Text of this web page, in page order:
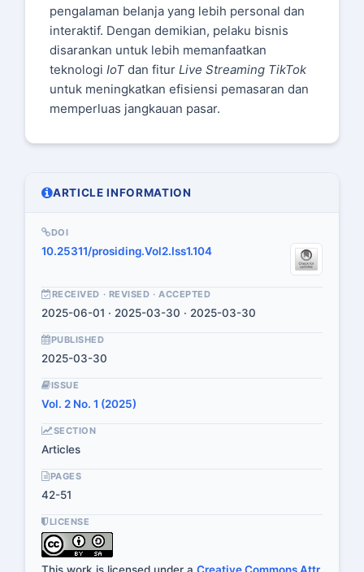
pengalaman belanja yang lebih personal dan
interaktif. Dengan demikian, pelaku bisnis
disarankan untuk lebih memanfaatkan
teknologi IoT dan fitur Live Streaming TikTok
untuk meningkatkan efisiensi pemasaran dan
memperluas jangkauan pasar.
ARTICLE INFORMATION
DOI
10.25311/prosiding.Vol2.Iss1.104
RECEIVED · REVISED · ACCEPTED
2025-06-01 · 2025-03-30 · 2025-03-30
PUBLISHED
2025-03-30
ISSUE
Vol. 2 No. 1 (2025)
SECTION
Articles
PAGES
42-51
LICENSE